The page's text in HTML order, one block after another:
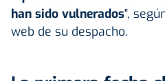
han sido vulnerados",
web de su despacho.